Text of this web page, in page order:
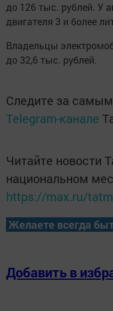
до 126 тыс. рублей. У
двигателя 3 и более
Владельцы
до 32,6 тыс. рублей.
Следите за
Telegram-канале
Читайте новости
национальном
https://max.ru/
Желаете всегда
Добавить в